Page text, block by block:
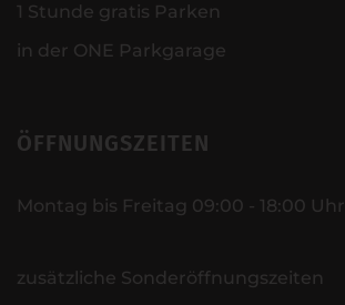
1 Stunde gratis Parken
in der ONE Parkgarage
ÖFFNUNGSZEITEN
Montag bis Freitag 09:00 - 18:00 Uhr
zusätzliche Sonderöffnungszeiten